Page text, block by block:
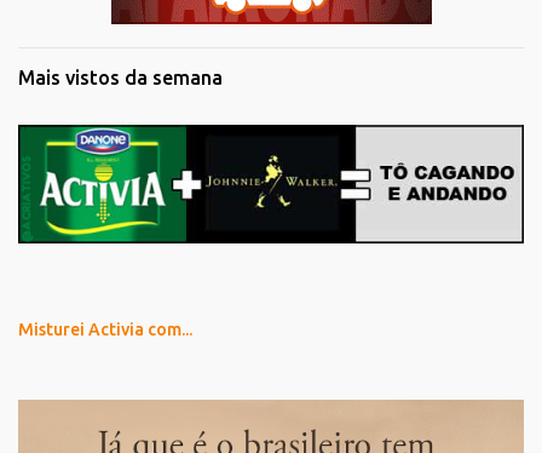
Mais vistos da semana
Misturei Activia com...